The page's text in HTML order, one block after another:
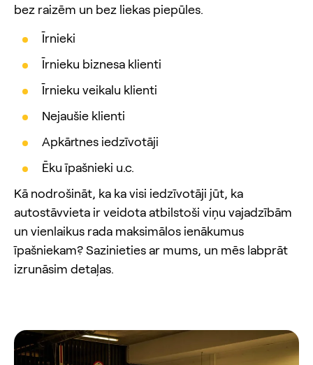
bez raizēm un bez liekas piepūles.
Īrnieki
Īrnieku biznesa klienti
Īrnieku veikalu klienti
Nejaušie klienti
Apkārtnes iedzīvotāji
Ēku īpašnieki u.c.
Kā nodrošināt, ka ka visi iedzīvotāji jūt, ka
autostāvvieta ir veidota atbilstoši viņu vajadzībām
un vienlaikus rada maksimālos ienākumus
īpašniekam? Sazinieties ar mums, un mēs labprāt
izrunāsim detaļas.